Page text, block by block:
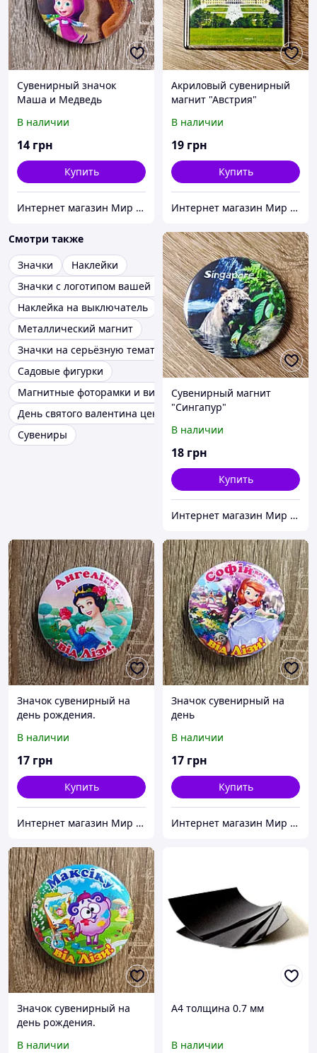
Сувенирный значок
Маша и Медведь
В наличии
14 грн
Купить
Интернет магазин Мир стендов. Товары из Украины
Акриловый сувенирный
магнит "Австрия"
В наличии
19 грн
Купить
Интернет магазин Мир стендов. Товары из Украины
Смотри также
Значки
Наклейки
Значки с логотипом вашей компании
Наклейка на выключатель
Металлический магнит
Значки на серьёзную тематику
Садовые фигурки
Магнитные фоторамки и виниловые фотомагниты
День святого валентина цена
Сувениры
Сувенирный магнит
"Сингапур"
В наличии
18 грн
Купить
Интернет магазин Мир стендов. Товары из Украины
Значок сувенирный на
день рождения.
В наличии
17 грн
Купить
Интернет магазин Мир стендов. Товары из Украины
Значок сувенирный на
день
В наличии
17 грн
Купить
Интернет магазин Мир стендов. Товары из Украины
Значок сувенирный на
день рождения.
В наличии
А4 толщина 0.7 мм
В наличии